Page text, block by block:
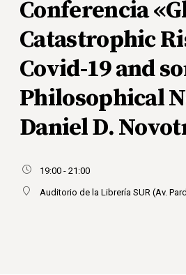
Conferencia
Catastrophic
Covid-19 and
Philosophical
Daniel D.
19:00 - 21:00
Auditorio de la Librería SUR (Av.